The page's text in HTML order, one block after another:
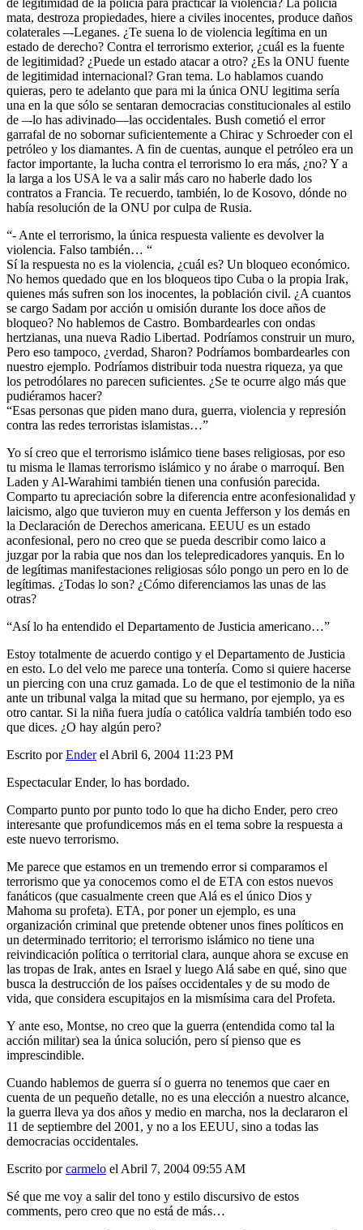
mata, destroza propiedades, hiere a civiles inocentes, produce daños
colaterales –-Leganes. ¿Te suena lo de violencia legítima en un
estado de derecho? Contra el terrorismo exterior, ¿cuál es la fuente
de legitimidad? ¿Puede un estado atacar a otro? ¿Es la ONU fuente
de legitimidad internacional? Gran tema. Lo hablamos cuando
quieras, pero te adelanto que para mi la única ONU legitima sería
una en la que sólo se sentaran democracias constitucionales al estilo
de –-lo has adivinado—las occidentales. Bush cometió el error
garrafal de no sobornar suficientemente a Chirac y Schroeder con el
petróleo y los diamantes. A fin de cuentas, aunque el petróleo era un
factor importante, la lucha contra el terrorismo lo era más, ¿no? Y a
la larga a los USA le va a salir más caro no haberle dado los
contratos a Francia. Te recuerdo, también, lo de Kosovo, dónde no
había resolución de la ONU por culpa de Rusia.
“- Ante el terrorismo, la única respuesta valiente es devolver la
violencia. Falso también… “
Sí la respuesta no es la violencia, ¿cuál es? Un bloqueo económico.
No hemos quedado que en los bloqueos tipo Cuba o la propia Irak,
quienes más sufren son los inocentes, la población civil. ¿A cuantos
se cargo Sadam por acción u omisión durante los doce años de
bloqueo? No hablemos de Castro. Bombardearles con ondas
hertzianas, una nueva Radio Libertad. Podríamos construir un muro,
Pero eso tampoco, ¿verdad, Sharon? Podríamos bombardearles con
nuestro ejemplo. Podríamos distribuir toda nuestra riqueza, ya que
los petrodólares no parecen suficientes. ¿Se te ocurre algo más que
pudiéramos hacer?
“Esas personas que piden mano dura, guerra, violencia y represión
contra las redes terroristas islamistas…”
Yo sí creo que el terrorismo islámico tiene bases religiosas, por eso
tu misma le llamas terrorismo islámico y no árabe o marroquí. Ben
Laden y Al-Warahimi también tienen una confusión parecida.
Comparto tu apreciación sobre la diferencia entre aconfesionalidad y
laicismo, algo que tuvieron muy en cuenta Jefferson y los demás en
la Declaración de Derechos americana. EEUU es un estado
aconfesional, pero no creo que se pueda describir como laico a
juzgar por la rabia que nos dan los telepredicadores yanquis. En lo
de legítimas manifestaciones religiosas sólo pongo un pero en lo de
legítimas. ¿Todas lo son? ¿Cómo diferenciamos las unas de las
otras?
“Así lo ha entendido el Departamento de Justicia americano…”
Estoy totalmente de acuerdo contigo y el Departamento de Justicia
en esto. Lo del velo me parece una tontería. Como si quiere hacerse
un piercing con una cruz gamada. Lo de que el testimonio de la niña
ante un tribunal valga la mitad que su hermano, por ejemplo, ya es
otro cantar. Si la niña fuera judía o católica valdría también todo eso
que dices. ¿O hay algún pero?
Escrito porEnderel Abril 6, 2004 11:23 PM
Espectacular Ender, lo has bordado.
Comparto punto por punto todo lo que ha dicho Ender, pero creo
interesante que profundicemos más en el tema sobre la respuesta a
este nuevo terrorismo.
Me parece que estamos en un tremendo error si comparamos el
terrorismo que ya conocemos como el de ETA con estos nuevos
fanáticos (que casualmente creen que Alá es el único Dios y
Mahoma su profeta). ETA, por poner un ejemplo, es una
organización criminal que pretende obtener unos fines políticos en
un determinado territorio; el terrorismo islámico no tiene una
reivindicación política o territorial clara, aunque ahora se excuse en
las tropas de Irak, antes en Israel y luego Alá sabe en qué, sino que
busca la destrucción de los países occidentales y de su modo de
vida, que considera escupitajos en la mismísima cara del Profeta.
Y ante eso, Montse, no creo que la guerra (entendida como tal la
acción militar) sea la única solución, pero sí pienso que es
imprescindible.
Cuando hablemos de guerra sí o guerra no tenemos que caer en
cuenta de un pequeño detalle, no es una elección a nuestro alcance,
la guerra lleva ya dos años y medio en marcha, nos la declararon el
11 de septiembre del 2001, y no a los EEUU, sino a todas las
democracias occidentales.
Escrito porcarmelo el Abril 7, 2004 09:55 AM
Sé que me voy a salir del tono y estilo discursivo de estos
comments, pero creo que no está de más…